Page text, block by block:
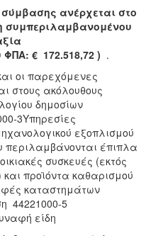
ανέρχεται στο
συμπεριλαμβανομένου
€ 172.518,72 ) .
οι παρεχόμενες
στους ακόλουθους
δημοσίων
3Υπηρεσίες
εξοπλισμού
περιλαμβάνονται έπιπλα
συσκευές (εκτός
προϊόντα καθαρισμού
καταστημάτων
44221000-5
είδη